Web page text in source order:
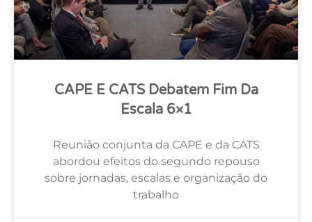
CAPE E CATS Debatem Fim Da
Escala 6×1
Reunião conjunta da CAPE e da CATS
abordou efeitos do segundo repouso
sobre jornadas, escalas e organização do
trabalho